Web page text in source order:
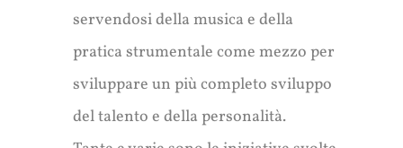
servendosi della musica e della
pratica strumentale come mezzo per
sviluppare un più completo sviluppo
del talento e della personalità.